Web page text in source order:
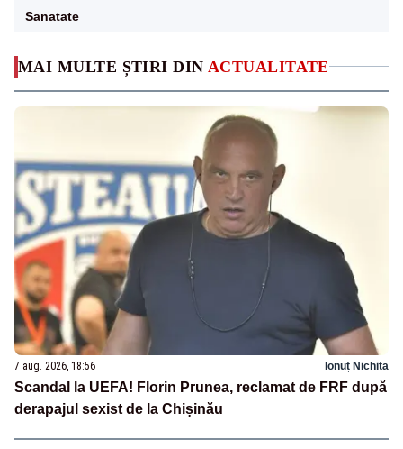
MAI MULTE ȘTIRI DIN ACTUALITATE
7 aug. 2026, 18:56 Ionuț Nichita
Scandal la UEFA! Florin Prunea, reclamat de FRF după
derapajul sexist de la Chișinău
Sanatate